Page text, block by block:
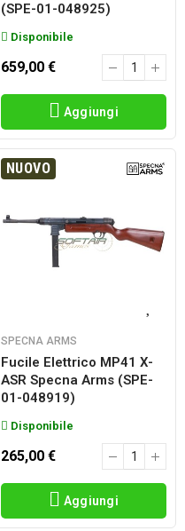
(SPE-01-048925)
Disponibile
659,00 €
Aggiungi
NUOVO
SPECNA ARMS
Fucile Elettrico MP41 X-
ASR Specna Arms (SPE-
01-048919)
Disponibile
265,00 €
Aggiungi